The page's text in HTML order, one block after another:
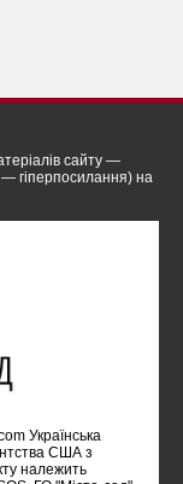
сайту —
гіперпосилання) на
Українська
США з
належить